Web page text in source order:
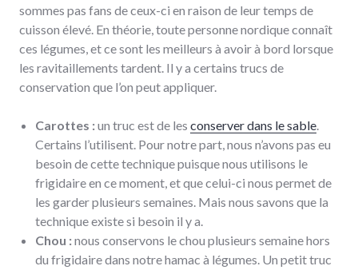
sommes pas fans de ceux-ci en raison de leur temps de
cuisson élevé. En théorie, toute personne nordique connaît
ces légumes, et ce sont les meilleurs à avoir à bord lorsque
les ravitaillements tardent. Il y a certains trucs de
conservation que l’on peut appliquer.
Carottes :un truc est de les conserver dans le sable.
Certains l’utilisent. Pour notre part, nous n’avons pas eu
besoin de cette technique puisque nous utilisons le
frigidaire en ce moment, et que celui-ci nous permet de
les garder plusieurs semaines. Mais nous savons que la
technique existe si besoin il y a.
Chou :nous conservons le chou plusieurs semaine hors
du frigidaire dans notre hamac à légumes. Un petit truc